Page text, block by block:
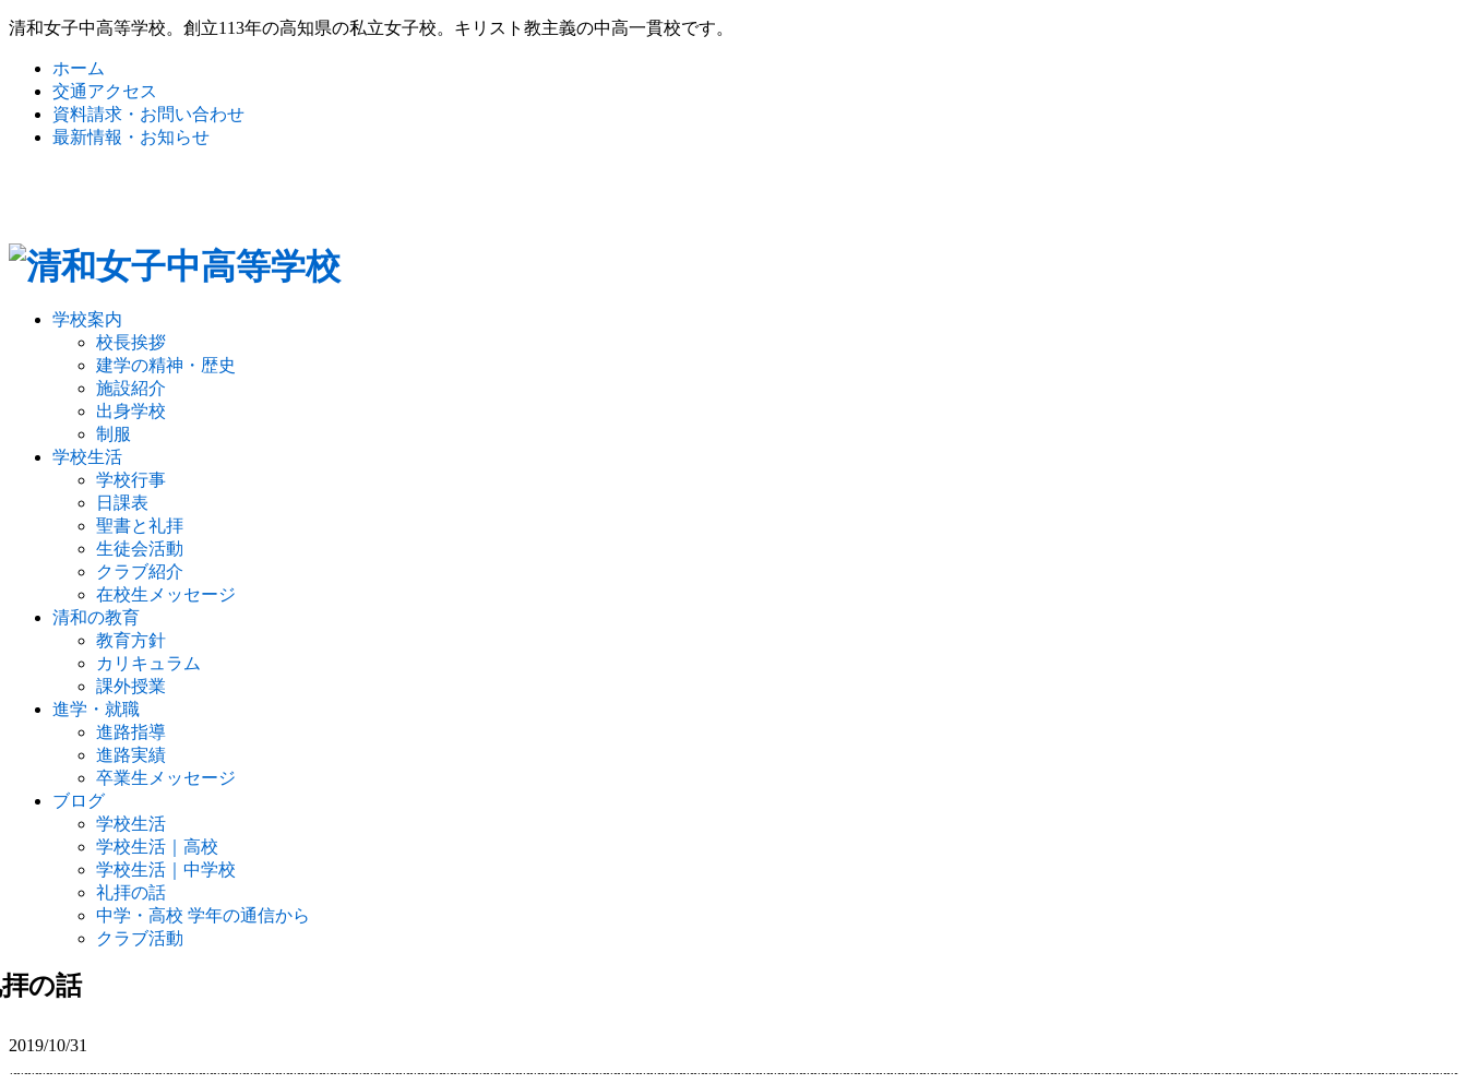
清和女子中高等学校。創立113年の高知県の私立女子校。キリスト教主義の中高一貫校です。
ホーム
交通アクセス
資料請求・お問い合わせ
最新情報・お知らせ
学校案内
校長挨拶
建学の精神・歴史
施設紹介
出身学校
制服
学校生活
学校行事
日課表
聖書と礼拝
生徒会活動
クラブ紹介
在校生メッセージ
清和の教育
教育方針
カリキュラム
課外授業
進学・就職
進路指導
進路実績
卒業生メッセージ
ブログ
学校生活
学校生活｜高校
学校生活｜中学校
礼拝の話
中学・高校 学年の通信から
クラブ活動
の話
2019/10/31